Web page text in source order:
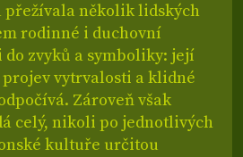
přežívala několik lidských
rodinné i duchovní
zvyků a symboliky: její
vytrvalosti a klidné
Zároveň však
celý, nikoli po jednotlivých
kultuře určitou